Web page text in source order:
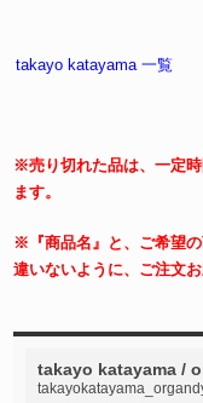
takayo katayama 一覧
※売り切れた品は、一定
ます。
※『商品名』と、ご希望
違いないように、ご注文お
takayo katayama /